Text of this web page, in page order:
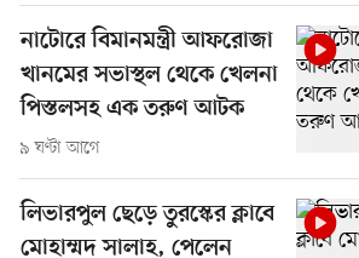
নাটোরে বিমানমন্ত্রী আফরোজা
খানমের সভাস্থল থেকে খেলনা
পিস্তলসহ এক তরুণ আটক
৯ ঘণ্টা আগে
লিভারপুল ছেড়ে তুরস্কের ক্লাবে
মোহাম্মদ সালাহ, পেলেন